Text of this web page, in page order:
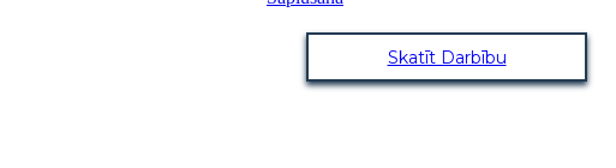
Skatīt Darbību